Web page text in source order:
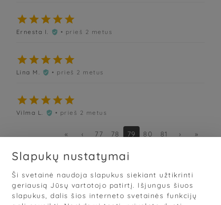

Ernesta I.  • prieš 2 metus

Lina M.  • prieš 2 metus

Vilma L.  • prieš 2 metus
« ‹ 77 78 79 80 81 › »
Slapukų nustatymai
Ši svetainė naudoja slapukus siekiant užtikrinti
geriausią Jūsų vartotojo patirtį. Išjungus šiuos
slapukus, dalis šios interneto svetainės funkcijų
Sąlygos · Privatumas · Slapukai
© 2026 „Grožis Saviems“